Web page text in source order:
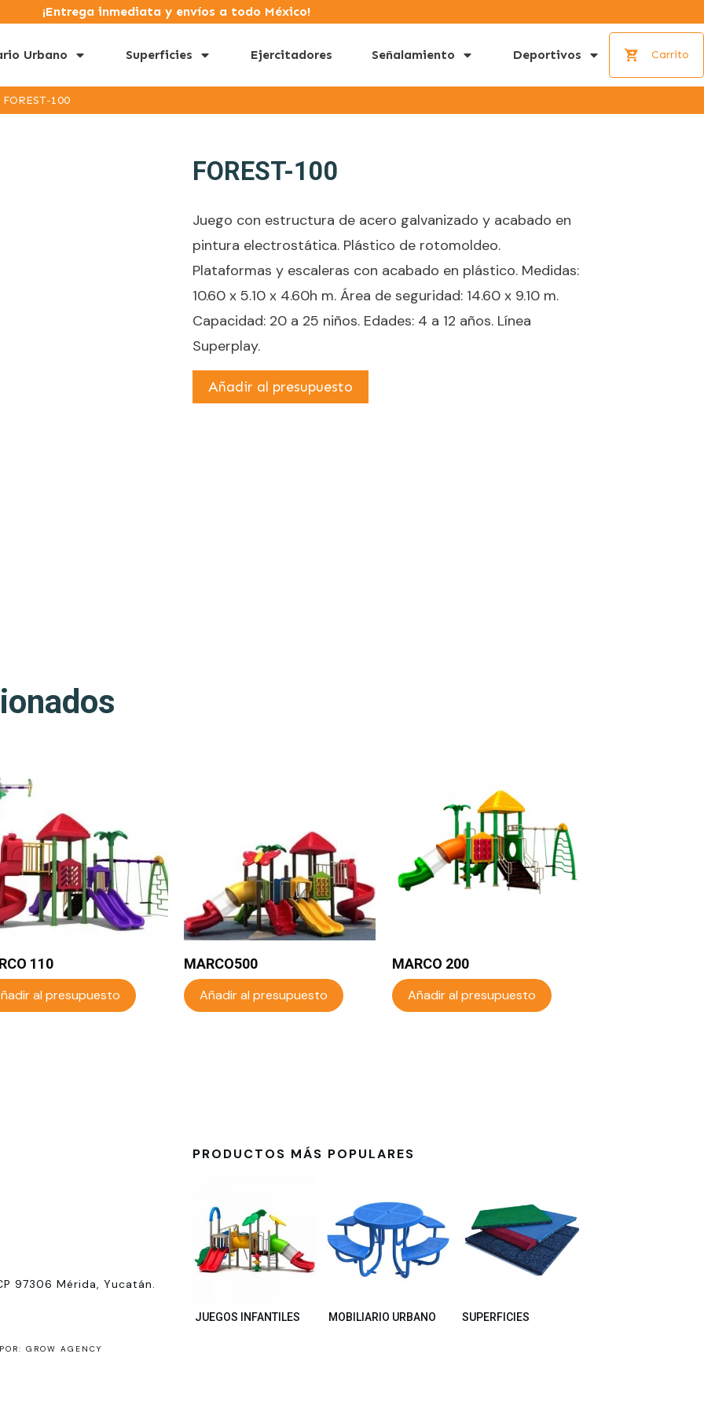
¡Entrega inmediata y envíos a todo México!
Urbano Superficies Ejercitadores Señalamiento Deportivos Carrito
FOREST-100
FOREST-100
Juego con estructura de acero galvanizado y acabado en
pintura electrostática. Plástico de rotomoldeo.
Plataformas y escaleras con acabado en plástico. Medidas:
10.60 x 5.10 x 4.60h m. Área de seguridad: 14.60 x 9.10 m.
Capacidad: 20 a 25 niños. Edades: 4 a 12 años. Línea
Superplay.
Añadir al presupuesto
110
al presupuesto
MARCO500
Añadir al presupuesto
MARCO 200
Añadir al presupuesto
97306 Mérida, Yucatán.
PRODUCTOS MÁS POPULARES
JUEGOS INFANTILES MOBILIARIO URBANO SUPERFICIES
GROW AGENCY